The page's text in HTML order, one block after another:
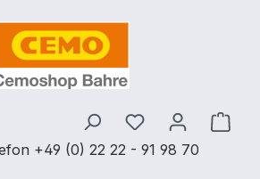
+49 (0) 22 22 - 91 98 70
Du hast 0